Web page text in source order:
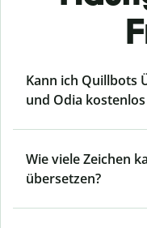
Kann ich Quillbots
und Odia
Wie viele Zeichen
übersetzen?